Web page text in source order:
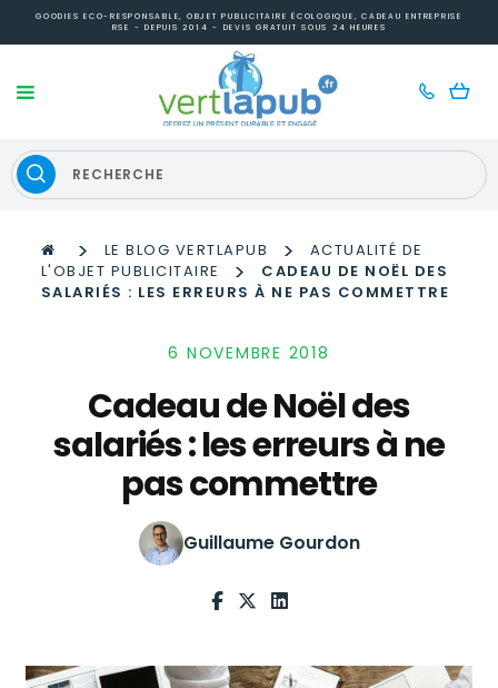
GOODIES ECO-RESPONSABLE, OBJET PUBLICITAIRE ÉCOLOGIQUE, CADEAU ENTREPRISE
RSE - DEPUIS 2014 - DEVIS GRATUIT SOUS 24 HEURES
> LE BLOG VERTLAPUB >
ACTUALITÉ DE
L'OBJET PUBLICITAIRE
>
CADEAU DE NOËL DES
SALARIÉS : LES ERREURS À NE PAS COMMETTRE
6 NOVEMBRE 2018
Cadeau de Noël des
salariés : les erreurs à ne
pas commettre
Guillaume Gourdon